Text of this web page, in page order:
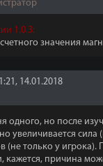
1.0.3:
значения
14.01.2018
одного, но после
увеличивается сила
(не только у игрока).
кажется, причина